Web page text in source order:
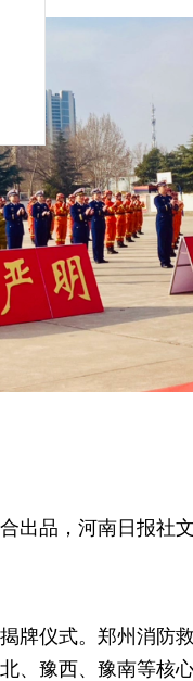
出品，河南日报社
牌仪式。郑州消防
、豫西、豫南等核